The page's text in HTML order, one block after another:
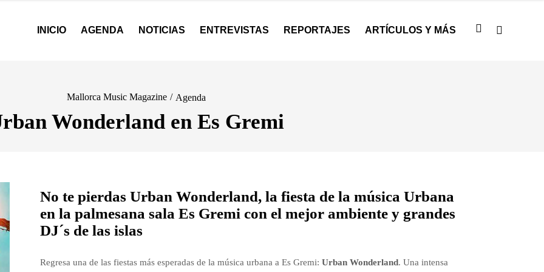
INICIO AGENDA NOTICIAS ENTREVISTAS REPORTAJES ARTÍCULOS Y MÁS
Mallorca Music Magazine / Agenda
Wonderland en Es Gremi
No te pierdas Urban Wonderland, la fiesta de la música Urbana
en la palmesana sala Es Gremi con el mejor ambiente y grandes
DJ´s de las islas
Regresa una de las fiestas más esperadas de la música urbana a Es Gremi: Urban Wonderland. Una intensa